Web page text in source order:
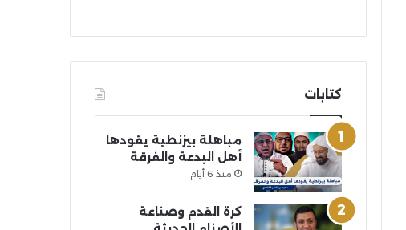
كتابات
مباهلة بيزنطية يقودها
أهل البدعة والفرقة
منذ 6 أيام
كرة القدم وصناعة